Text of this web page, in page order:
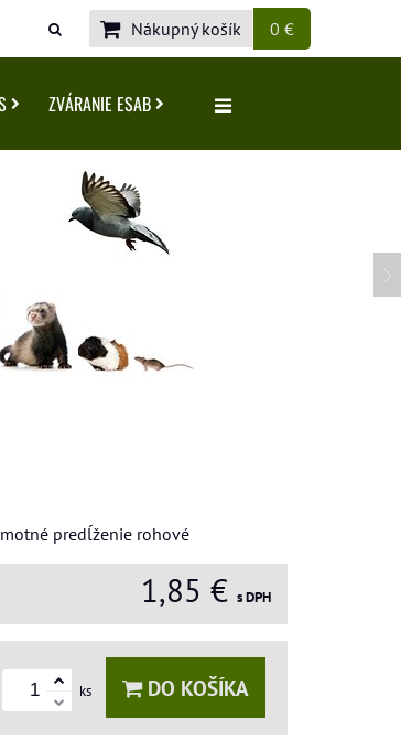
Nákupný košík 0 €
ZVÁRANIE ESAB
predĺženie rohové
1,85 € s DPH
ks DO KOŠÍKA